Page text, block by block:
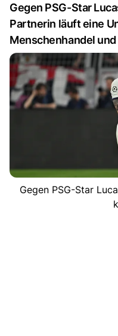
Gegen PSG-Star
Partnerin läuft eine
Menschenhandel
Gegen PSG-Star